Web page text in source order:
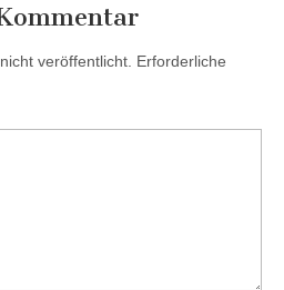
veröffentlicht. Erforderliche